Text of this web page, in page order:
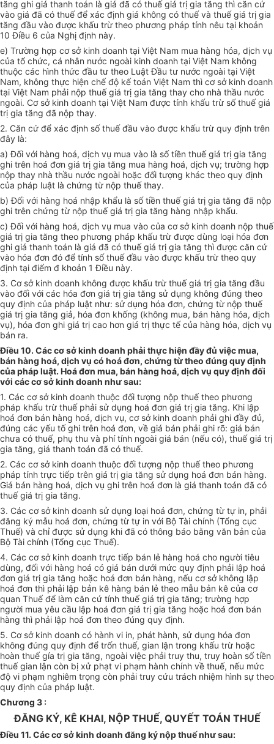
tăng ghi giá thanh toán là giá đã có thuế giá trị gia tăng thì căn cứ
vào giá đã có thuế để xác định giá không có thuế và thuế giá trị gia
tăng đầu vào được khấu trừ theo phương pháp tính nêu tại khoản
10 Điều 6 của Nghị định này.
e) Trường hợp cơ sở kinh doanh tại Việt Nam mua hàng hóa, dịch vụ
của tổ chức, cá nhân nước ngoài kinh doanh tại Việt Nam không
thuộc các hình thức đầu tư theo Luật Đầu tư nước ngoài tại Việt
Nam, không thực hiện chế độ kế toán Việt Nam thì cơ sở kinh doanh
tại Việt Nam phải nộp thuế giá trị gia tăng thay cho nhà thầu nước
ngoài. Cơ sở kinh doanh tại Việt Nam được tính khấu trừ số thuế giá
trị gia tăng đã nộp thay.
2. Căn cứ để xác định số thuế đầu vào được khấu trừ quy định trên
đây là:
a) Đối với hàng hoá, dịch vụ mua vào là số tiền thuế giá trị gia tăng
ghi trên hoá đơn giá trị gia tăng mua hàng hoá, dịch vụ; trường hợp
nộp thay nhà thầu nước ngoài hoặc đối tượng khác theo quy định
của pháp luật là chứng từ nộp thuế thay.
b) Đối với hàng hoá nhập khẩu là số tiền thuế giá trị gia tăng đã nộp
ghi trên chứng từ nộp thuế giá trị gia tăng hàng nhập khẩu.
c) Đối với hàng hoá, dịch vụ mua vào của cơ sở kinh doanh nộp thuế
giá trị gia tăng theo phương pháp khấu trừ được dùng loại hóa đơn
ghi giá thanh toán là giá đã có thuế giá trị gia tăng thì được căn cứ
vào hóa đơn đó để tính số thuế đầu vào được khấu trừ theo quy
định tại điểm đ khoản 1 Điều này.
3. Cơ sở kinh doanh không được khấu trừ thuế giá trị gia tăng đầu
vào đối với các hóa đơn giá trị gia tăng sử dụng không đúng theo
quy định của pháp luật như: sử dụng hóa đơn, chứng từ nộp thuế
giá trị gia tăng giả, hóa đơn khống (không mua, bán hàng hóa, dịch
vụ), hóa đơn ghi giá trị cao hơn giá trị thực tế của hàng hóa, dịch vụ
bán ra.
Điều 10. Các cơ sở kinh doanh phải thực hiện đầy đủ việc mua,
bán hàng hoá, dịch vụ có hoá đơn, chứng từ theo đúng quy định
của pháp luật. Hoá đơn mua, bán hàng hoá, dịch vụ quy định đối
với các cơ sở kinh doanh như sau:
1. Các cơ sở kinh doanh thuộc đối tượng nộp thuế theo phương
pháp khấu trừ thuế phải sử dụng hoá đơn giá trị gia tăng. Khi lập
hoá đơn bán hàng hoá, dịch vụ, cơ sở kinh doanh phải ghi đầy đủ,
đúng các yếu tố ghi trên hoá đơn, về giá bán phải ghi rõ: giá bán
chưa có thuế, phụ thu và phí tính ngoài giá bán (nếu có), thuế giá trị
gia tăng, giá thanh toán đã có thuế.
2. Các cơ sở kinh doanh thuộc đối tượng nộp thuế theo phương
pháp tính trực tiếp trên giá trị gia tăng sử dụng hoá đơn bán hàng.
Giá bán hàng hoá, dịch vụ ghi trên hoá đơn là giá thanh toán đã có
thuế giá trị gia tăng.
3. Các cơ sở kinh doanh sử dụng loại hoá đơn, chứng từ tự in, phải
đăng ký mẫu hoá đơn, chứng từ tự in với Bộ Tài chính (Tổng cục
Thuế) và chỉ được sử dụng khi đã có thông báo bằng văn bản của
Bộ Tài chính (Tổng cục Thuế).
4. Các cơ sở kinh doanh trực tiếp bán lẻ hàng hoá cho người tiêu
dùng, đối với hàng hoá có giá bán dưới mức quy định phải lập hoá
đơn giá trị gia tăng hoặc hoá đơn bán hàng, nếu cơ sở không lập
hoá đơn thì phải lập bản kê hàng bán lẻ theo mẫu bản kê của cơ
quan Thuế để làm căn cứ tính thuế giá trị gia tăng; trường hợp
người mua yêu cầu lập hoá đơn giá trị gia tăng hoặc hoá đơn bán
hàng thì phải lập hoá đơn theo đúng quy định.
5. Cơ sở kinh doanh có hành vi in, phát hành, sử dụng hóa đơn
không đúng quy định để trốn thuế, gian lận trong khấu trừ hoặc
hoàn thuế gía trị gia tăng, ngoài việc phải truy thu, truy hoàn số tiền
thuế gian lận còn bị xử phạt vi phạm hành chính về thuế, nếu mức
độ vi phạm nghiêm trọng còn phải truy cứu trách nhiệm hình sự theo
quy định của pháp luật.
Chương 3 :
ĐĂNG KÝ, KÊ KHAI, NỘP THUẾ, QUYẾT TOÁN THUẾ
Điều 11. Các cơ sở kinh doanh đăng ký nộp thuế như sau: